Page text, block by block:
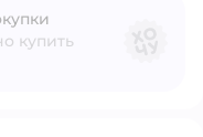
купить